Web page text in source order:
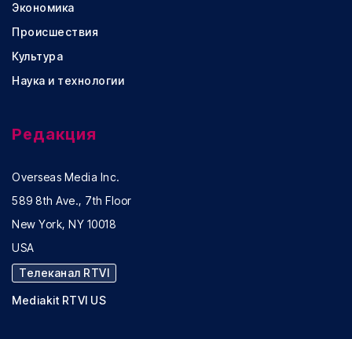
Экономика
Происшествия
Культура
Наука и технологии
Редакция
Overseas Media Inc.
589 8th Ave., 7th Floor
New York, NY 10018
USA
Телеканал RTVI
Mediakit RTVI US